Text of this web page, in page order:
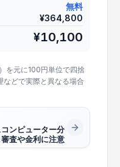
無料
¥364,800
¥10,100
を元に100円単位で四捨
などで実際と異なる場合
コンピューター分
査や金利に注意